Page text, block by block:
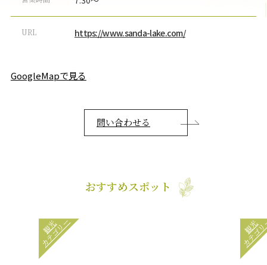
URL https://www.sanda-lake.com/
GoogleMapで見る
問い合わせる
おすすめスポット
観光
カテゴリー 観光
カテ